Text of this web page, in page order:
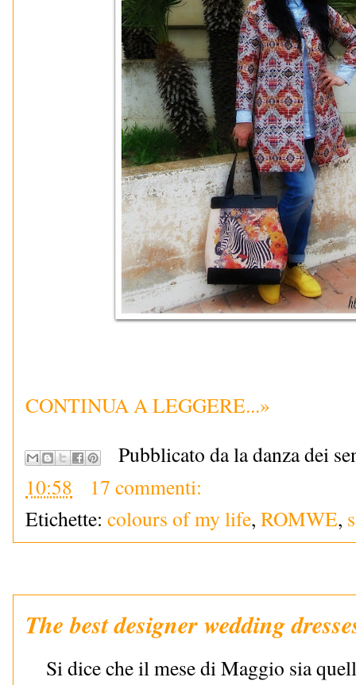
CONTINUA A LEGGERE...»
Pubblicato da la danza dei
10:58
17 commenti:
Etichette: colours of my life, ROMWE,
The best designer wedding
Si dice che il mese di Maggio sia